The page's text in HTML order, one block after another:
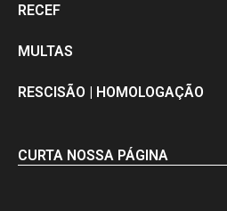
RECEF
MULTAS
RESCISÃO | HOMOLOGAÇÃO
CURTA NOSSA PÁGINA